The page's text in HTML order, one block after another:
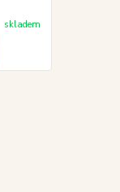
skladem